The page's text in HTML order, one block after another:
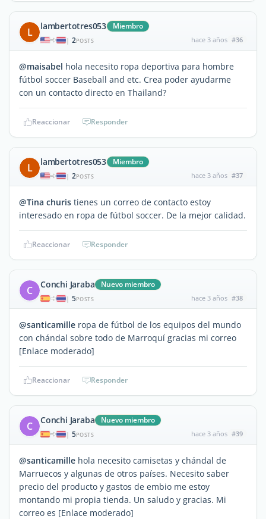
L lambertotres053 Miembro
| 2POSTS hace 3 años #36
@maisabel hola necesito ropa deportiva para hombre
fútbol soccer Baseball and etc. Crea poder ayudarme
con un contacto directo en Thailand?
Reaccionar Responder
L lambertotres053 Miembro
| 2POSTS hace 3 años #37
@Tina churis tienes un correo de contacto estoy
interesado en ropa de fútbol soccer. De la mejor calidad.
Reaccionar Responder
C Conchi Jaraba Nuevo miembro
| 5POSTS hace 3 años #38
@santicamille ropa de fútbol de los equipos del mundo
con chándal sobre todo de Marroquí gracias mi correo
[Enlace moderado]
Reaccionar Responder
C Conchi Jaraba Nuevo miembro
| 5POSTS hace 3 años #39
@santicamille hola necesito camisetas y chándal de
Marruecos y algunas de otros países. Necesito saber
precio del producto y gastos de embio me estoy
montando mi propia tienda. Un saludo y gracias. Mi
correo es [Enlace moderado]